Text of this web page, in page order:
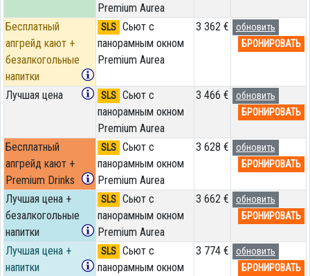
Premium Aurea
Бесплатный
апгрейд кают +
безалкогольные
напитки
SLS Сьют с
панорамным окном
Premium Aurea
3 362 €
обновить
БРОНИРОВАТЬ
Лучшая цена SLS Сьют с
панорамным окном
Premium Aurea
3 466 €
обновить
БРОНИРОВАТЬ
Бесплатный
апгрейд кают +
Premium Drinks
SLS Сьют с
панорамным окном
Premium Aurea
3 628 €
обновить
БРОНИРОВАТЬ
Лучшая цена +
безалкогольные
напитки
SLS Сьют с
панорамным окном
Premium Aurea
3 662 €
обновить
БРОНИРОВАТЬ
Лучшая цена +
напитки
SLS Сьют с
панорамным окном
3 774 €
обновить
БРОНИРОВАТЬ